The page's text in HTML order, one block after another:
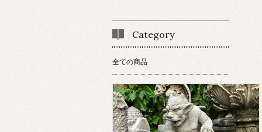
Category
全ての商品